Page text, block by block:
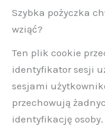
Szybka pożyczka
wziąć?
Ten plik cookie
identyfikator sesji
sesjami
przechowują
identyfikację